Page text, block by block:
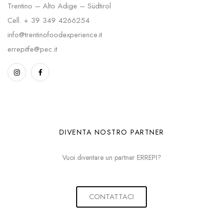
Trentino – Alto Adige – Südtirol
Cell. + 39 349 4266254
info@trentinofoodexperience.it
errepitfe@pec.it
DIVENTA NOSTRO PARTNER
Vuoi diventare un partner ERREPI?
CONTATTACI